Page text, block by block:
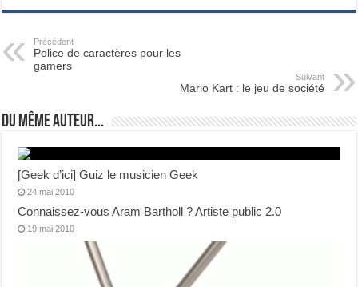
Précédent
Police de caractères pour les
gamers
Suivant
Mario Kart : le jeu de société
Du même auteur...
[Geek d’ici] Guiz le musicien Geek
24 mai 2010
Connaissez-vous Aram Bartholl ? Artiste public 2.0
19 mai 2010